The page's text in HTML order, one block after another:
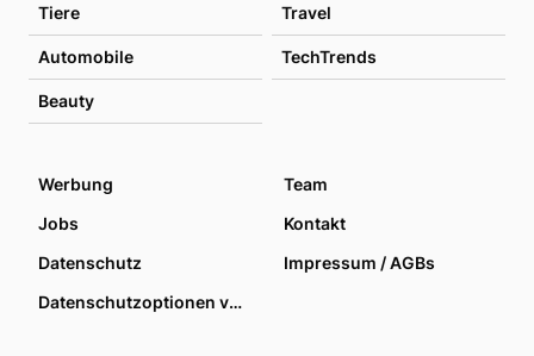
Tiere Travel
Automobile TechTrends
Beauty
Werbung
Team
Jobs
Kontakt
Datenschutz
Impressum / AGBs
Datenschutzoptionen verwalten